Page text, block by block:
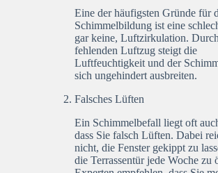
Eine der häufigsten Gründe für
Schimmelbildung ist eine
gar keine, Luftzirkulation.
fehlenden Luftzug steigt die
Luftfeuchtigkeit und der
sich ungehindert ausbreiten.
Falsches Lüften
Ein Schimmelbefall liegt oft
dass Sie falsch Lüften. Dabei
nicht, die Fenster gekippt zu
die Terrassentür jede Woche zu